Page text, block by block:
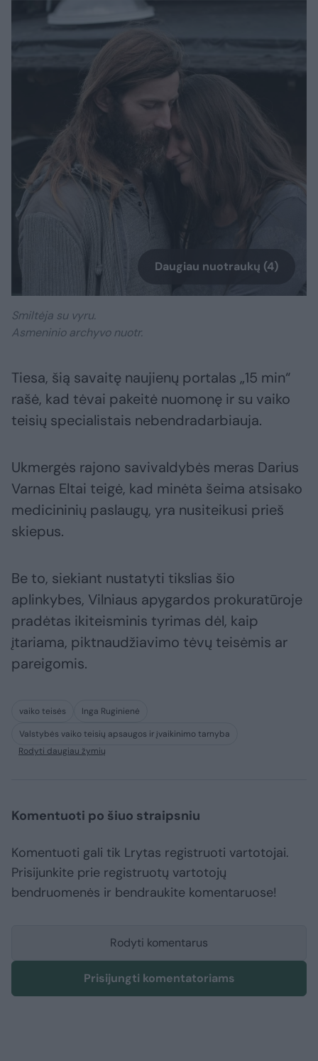
Daugiau nuotraukų (4)
Smiltėja su vyru.
Asmeninio archyvo nuotr.
Tiesa, šią savaitę naujienų portalas „15 min“
rašė, kad tėvai pakeitė nuomonę ir su vaiko
teisių specialistais nebendradarbiauja.
Ukmergės rajono savivaldybės meras Darius
Varnas Eltai teigė, kad minėta šeima atsisako
medicininių paslaugų, yra nusiteikusi prieš
skiepus.
Be to, siekiant nustatyti tikslias šio
aplinkybes, Vilniaus apygardos prokuratūroje
pradėtas ikiteisminis tyrimas dėl, kaip
įtariama, piktnaudžiavimo tėvų teisėmis ar
pareigomis.
vaiko teisės
Inga Ruginienė
Valstybės vaiko teisių apsaugos ir įvaikinimo tarnyba
Rodyti daugiau žymių
Komentuoti po šiuo straipsniu
Komentuoti gali tik Lrytas registruoti vartotojai.
Prisijunkite prie registruotų vartotojų
bendruomenės ir bendraukite komentaruose!
Rodyti komentarus
Prisijungti komentatoriams